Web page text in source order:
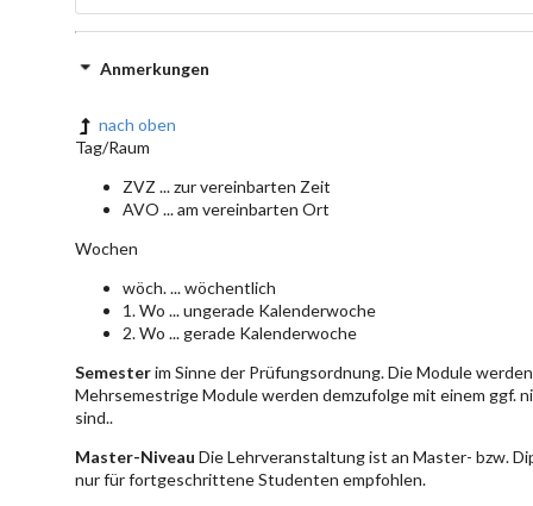
Anmerkungen
nach oben
Tag/Raum
ZVZ ... zur vereinbarten Zeit
AVO ... am vereinbarten Ort
Wochen
wöch. ... wöchentlich
1. Wo ... ungerade Kalenderwoche
2. Wo ... gerade Kalenderwoche
Semesterim Sinne der Prüfungsordnung. Die Module
Mehrsemestrige Module werden demzufolge mit einem ggf.
sind..
Master-Niveau Die Lehrveranstaltung ist an Master- bzw.
nur für fortgeschrittene Studenten empfohlen.